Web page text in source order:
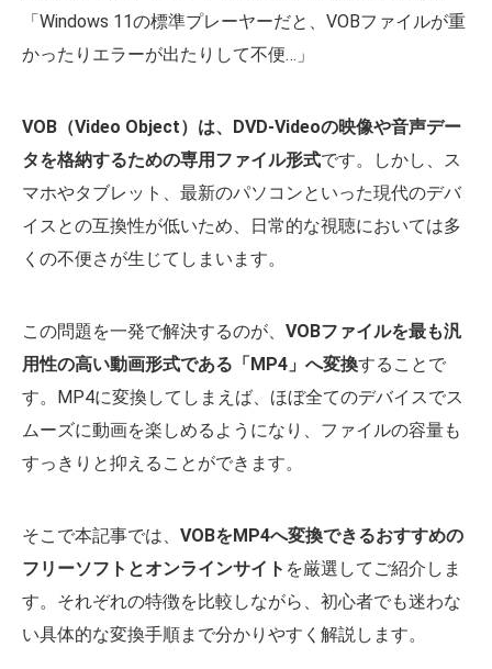
「Windows 11の標準プレーヤーだと、VOBファイルが重
かったりエラーが出たりして不便…」
VOB（Video Object）は、DVD-Videoの映像や音声デー
タを格納するための専用ファイル形式です。しかし、ス
マホやタブレット、最新のパソコンといった現代のデバ
イスとの互換性が低いため、日常的な視聴においては多
くの不便さが生じてしまいます。
この問題を一発で解決するのが、 VOBファイルを最も汎
用性の高い動画形式である「MP4」へ変換することで
す。MP4に変換してしまえば、ほぼ全てのデバイスでス
ムーズに動画を楽しめるようになり、ファイルの容量も
すっきりと抑えることができます。
そこで本記事では、 VOBをMP4へ変換できるおすすめの
フリーソフトとオンラインサイト を厳選してご紹介しま
す。それぞれの特徴を比較しながら、初心者でも迷わな
い具体的な変換手順まで分かりやすく解説します。